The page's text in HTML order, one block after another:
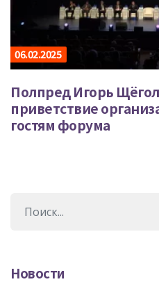
06.02.2025
Полпред Игорь
приветствие
гостям форума
Новости